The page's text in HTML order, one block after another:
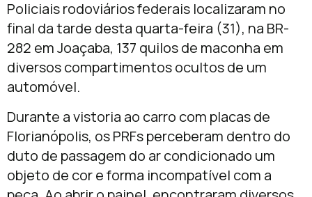
Policiais rodoviários federais localizaram no
final da tarde desta quarta-feira (31), na BR-
282 em Joaçaba, 137 quilos de maconha em
diversos compartimentos ocultos de um
automóvel.
Durante a vistoria ao carro com placas de
Florianópolis, os PRFs perceberam dentro do
duto de passagem do ar condicionado um
objeto de cor e forma incompatível com a